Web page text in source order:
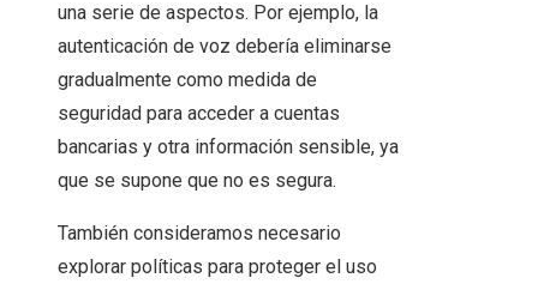
una serie de aspectos. Por ejemplo, la
autenticación de voz debería eliminarse
gradualmente como medida de
seguridad para acceder a cuentas
bancarias y otra información sensible, ya
que se supone que no es segura.
También consideramos necesario
explorar políticas para proteger el uso